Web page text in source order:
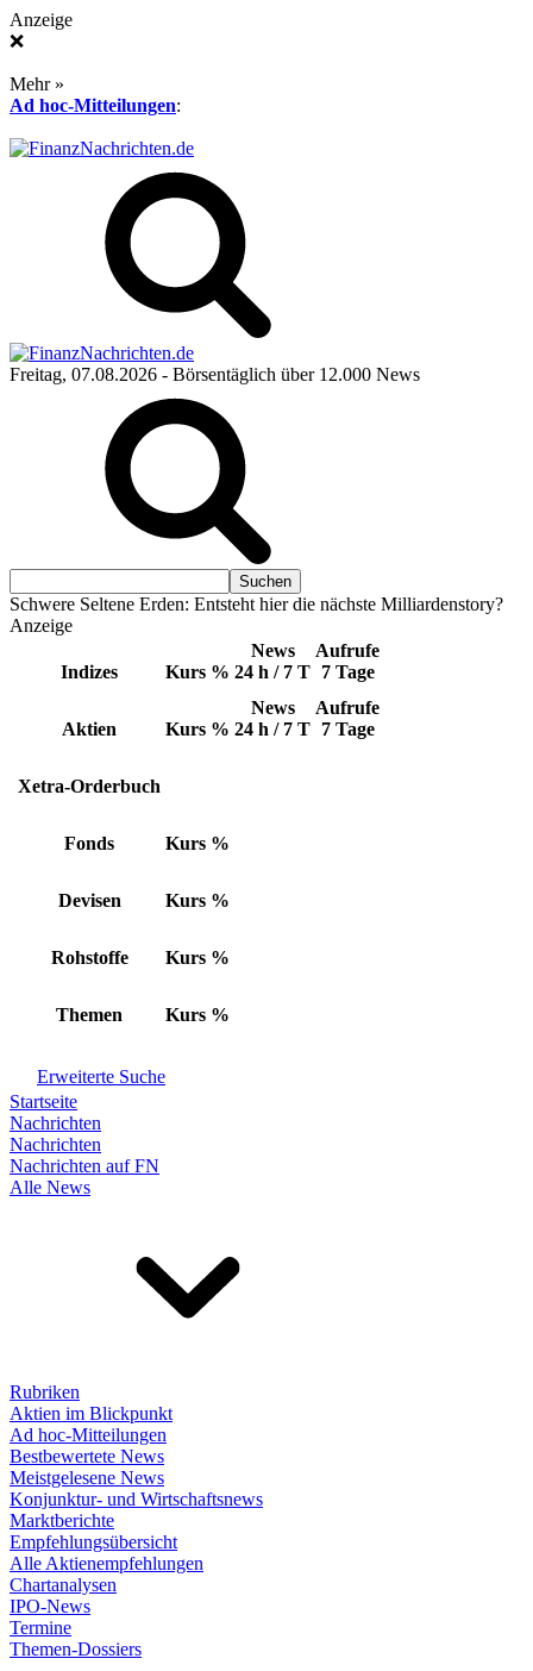
Anzeige
❌
Mehr »
Ad hoc-Mitteilungen:
Freitag, 07.08.2026 - Börsentäglich über 12.000 News
Schwere Seltene Erden: Entsteht hier die nächste Milliardenstory?
Anzeige
Indizes Kurs %
News
24 h / 7 T
Aufrufe
7 Tage
Aktien Kurs %
News
24 h / 7 T
Aufrufe
7 Tage
Xetra-Orderbuch
Fonds Kurs %
Devisen Kurs %
Rohstoffe Kurs %
Themen Kurs %
Erweiterte Suche
Startseite
Nachrichten
Nachrichten
Nachrichten auf FN
Alle News
Rubriken
Aktien im Blickpunkt
Ad hoc-Mitteilungen
Bestbewertete News
Meistgelesene News
Konjunktur- und Wirtschaftsnews
Marktberichte
Empfehlungsübersicht
Alle Aktienempfehlungen
Chartanalysen
IPO-News
Termine
Themen-Dossiers